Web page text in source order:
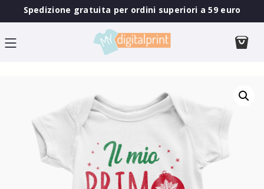
Spedizione gratuita per ordini superiori a 59 euro